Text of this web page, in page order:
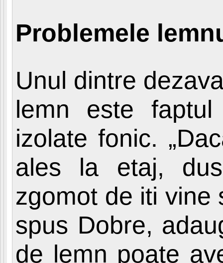
Problemele
Unul dintre
lemn este
izolate fonic.
ales la etaj,
zgomot de iti vine
spus Dobre,
de lemn poate